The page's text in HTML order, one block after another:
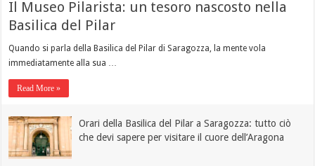
Il Museo Pilarista: un tesoro nascosto nella
Basilica del Pilar
Quando si parla della Basilica del Pilar di Saragozza, la mente vola
immediatamente alla sua …
Read More »
Orari della Basilica del Pilar a Saragozza: tutto ciò
che devi sapere per visitare il cuore dell’Aragona